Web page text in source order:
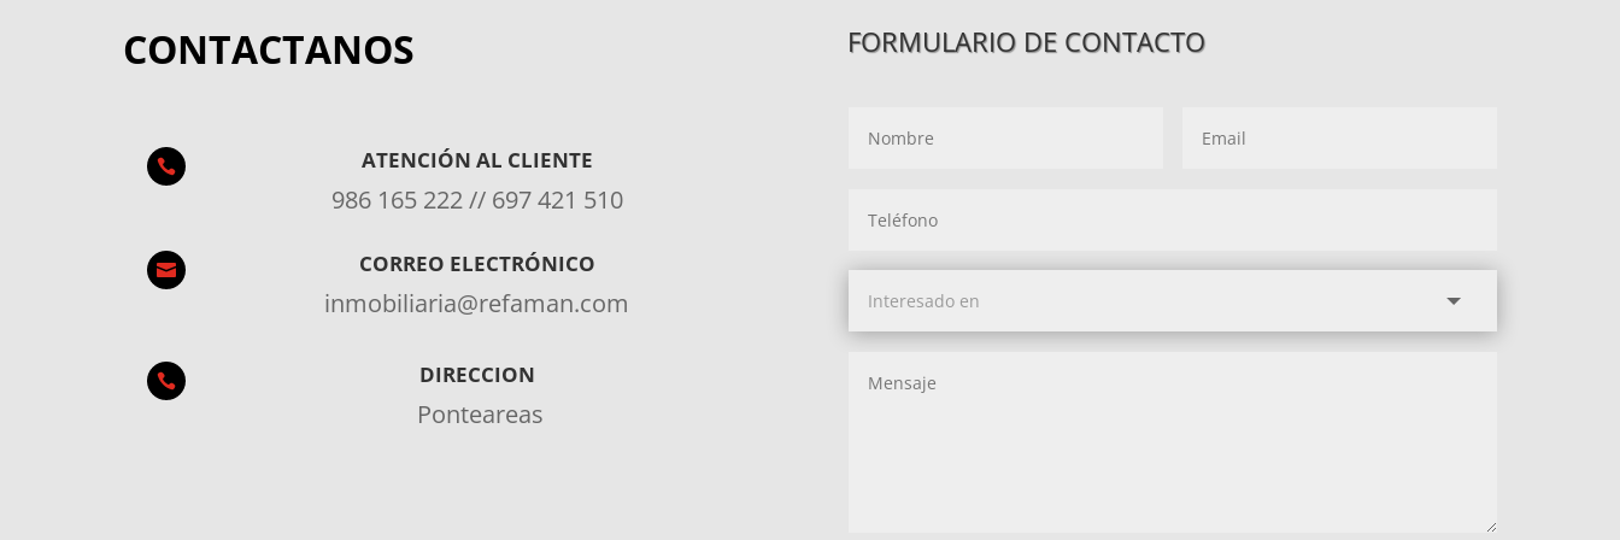
CONTACTANOS
 ATENCIÓN AL CLIENTE
986 165 222 // 697 421 510
 CORREO ELECTRÓNICO
inmobiliaria@refaman.com
 DIRECCION
Ponteareas
FORMULARIO DE CONTACTO